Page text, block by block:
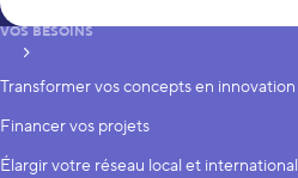
S’inscrire
VOS BESOINS
Transformer vos concepts en innovation
Financer vos projets
Élargir votre réseau local et international